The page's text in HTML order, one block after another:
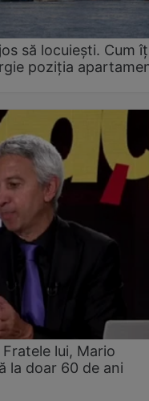
să locuiești. Cum
poziția
lui, Mario
la doar 60 de ani